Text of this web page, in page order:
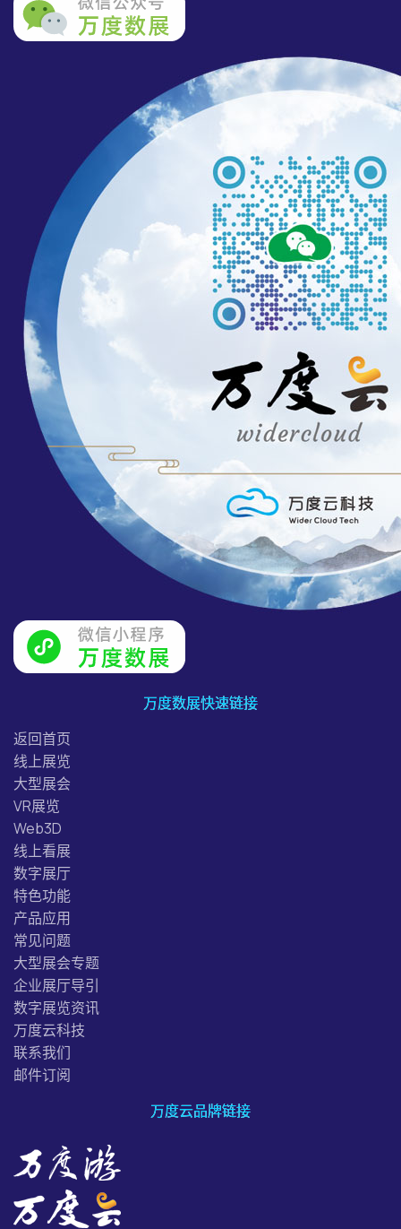
万度数展快速链接
返回首页
线上展览
大型展会
VR展览
Web3D
线上看展
数字展厅
特色功能
产品应用
常见问题
大型展会专题
企业展厅导引
数字展览资讯
万度云科技
联系我们
邮件订阅
万度云品牌链接